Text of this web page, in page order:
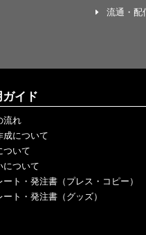
E 流通・配
イド
流れ
成について
ついて
について
ート・発注書（プレス・コピー）
ト・発注書（グッズ）